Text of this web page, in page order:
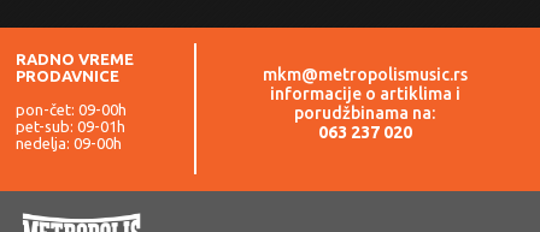
RADNO VREME
PRODAVNICE
pon-čet: 09-00h
pet-sub: 09-01h
nedelja: 09-00h
mkm@metropolismusic.rs
informacije o artiklima i
porudžbinama na:
063 237 020